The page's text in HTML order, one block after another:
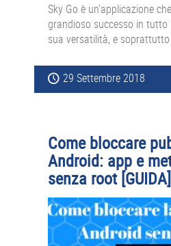
Sky Go è un’applicazione
grandioso successo in
sua versatilità, e
29 Settembre 2018
Come bloccare
Android: app e
senza root [GUIDA]